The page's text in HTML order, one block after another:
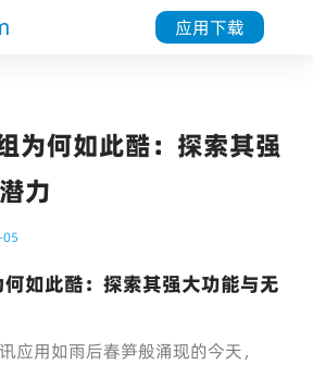
应用下载
为何如此酷：探索其强
力
如此酷：探索其强大功能与无
应用如雨后春笋般涌现的今天，